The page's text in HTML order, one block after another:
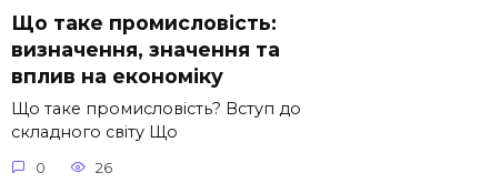
Що таке промисловість:
визначення, значення та
вплив на економіку
Що таке промисловість? Вступ до
складного світу Що
0 26